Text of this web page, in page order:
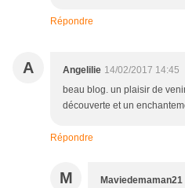
Répondre
A Angelilie 14/02/2017 14:45
beau blog. un plaisir de
découverte et un
Répondre
M Maviedemaman21